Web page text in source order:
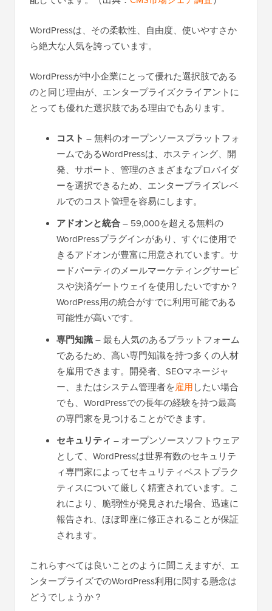
WordPressは、その柔軟性、自由度、使いやすさか
ら絶大な人気を誇っています。
WordPressが中小企業にとって優れた選択肢である
のと同じ理由が、エンタープライズクライアントに
とっても優れた選択肢である理由でもあります。
コスト – 無料のオープンソースプラットフォ
ームであるWordPressは、ホスティング、開
発、サポート、管理のさまざまなプロバイダ
ーを選択できるため、エンタープライズレベ
ルでのコスト管理を容易にします。
アドオンと統合– 59,000を超える無料の
WordPressプラグインがあり、すぐに使用で
きるアドオンが豊富に用意されています。サ
ードパーティのメールマーケティングサービ
スや決済ゲートウェイを使用したいですか？
WordPress用の統合がすでに利用可能である
可能性が高いです。
専門知識– 最も人気のあるプラットフォーム
であるため、高い専門知識を持つ多くの人材
を雇用できます。開発者、SEOマネージャ
ー、またはシステム管理者を雇用したい場合
でも、WordPressでの長年の経験を持つ最高
の専門家を見つけることができます。
セキュリティ – オープンソースソフトウェア
として、WordPressは世界有数のセキュリテ
ィ専門家によってセキュリティベストプラク
ティスについて厳しく精査されています。こ
れにより、脆弱性が発見された場合、迅速に
報告され、ほぼ即座に修正されることが保証
されます。
これらすべては良いことのように聞こえますが、エ
ンタープライズでのWordPress利用に関する懸念は
どうでしょうか？